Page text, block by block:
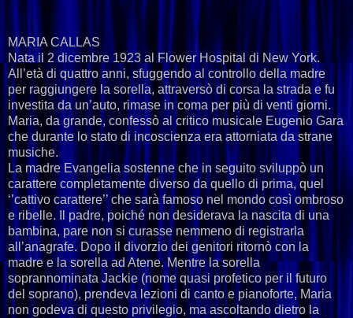
MARIA CALLAS
Nata il 2 dicembre 1923 al Flower Hospital di New York.
All’età di quattro anni, sfuggendo al controllo della madre
per raggiungere la sorella, attraversò di corsa la strada e fu
investita da un’auto, rimase in coma per più di venti giorni.
Maria, da grande, confessò al critico musicale Eugenio Gara
che durante lo stato di incoscienza era attorniata da strane
musiche.
La madre Evangelia sostenne che in seguito sviluppò un
carattere completamente diverso da quello di prima, quel
‘’cattivo carattere’’ che sarà famoso nel mondo così ombroso
e ribelle. Il padre, poiché non desiderava la nascita di una
bambina, pare non si curasse nemmeno di registrarla
all’anagrafe. Dopo il divorzio dei genitori ritornò con la
madre e la sorella ad Atene. Mentre la sorella
soprannominata Jackie (nome quasi profetico per il futuro
del soprano), prendeva lezioni di canto e pianoforte, Maria
non godeva di questo privilegio, ma ascoltando dietro la